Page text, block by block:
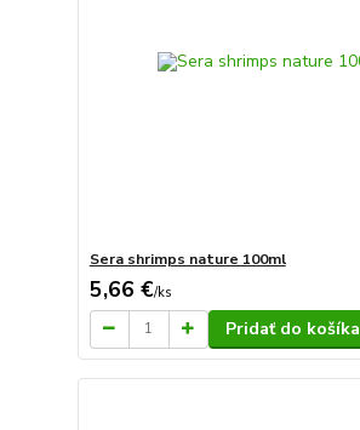
Sera shrimps nature 100ml
5,66 €/ks
Pridať do košíka